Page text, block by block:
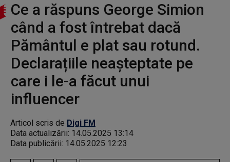
Ce a răspuns George Simion
când a fost întrebat dacă
Pământul e plat sau rotund.
Declarațiile neașteptate pe
care i le-a făcut unui
influencer
Articol scris de Digi FM
Data actualizării: 14.05.2025 13:14
Data publicării: 14.05.2025 12:23